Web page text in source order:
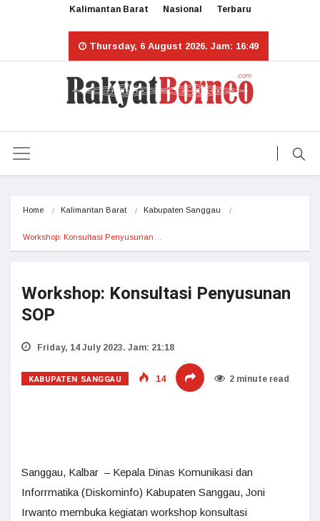
Kalimantan Barat Nasional Terbaru
Thursday, 6 August 2026. Jam: 16:49
Home Kalimantan Barat Kabupaten Sanggau
Workshop: Konsultasi Penyusunan…
Workshop: Konsultasi Penyusunan
SOP
Friday, 14 July 2023. Jam: 21:18
KABUPATEN SANGGAU 14 2 minute read
Sanggau, Kalbar – Kepala Dinas Komunikasi dan
Inforrmatika (Diskominfo) Kabupaten Sanggau, Joni
Irwanto membuka kegiatan workshop konsultasi